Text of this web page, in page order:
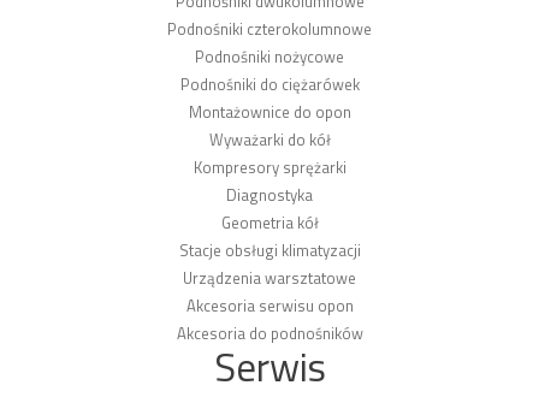
Podnośniki czterokolumnowe
Podnośniki nożycowe
Podnośniki do ciężarówek
Montażownice do opon
Wyważarki do kół
Kompresory sprężarki
Diagnostyka
Geometria kół
Stacje obsługi klimatyzacji
Urządzenia warsztatowe
Akcesoria serwisu opon
Akcesoria do podnośników
Serwis